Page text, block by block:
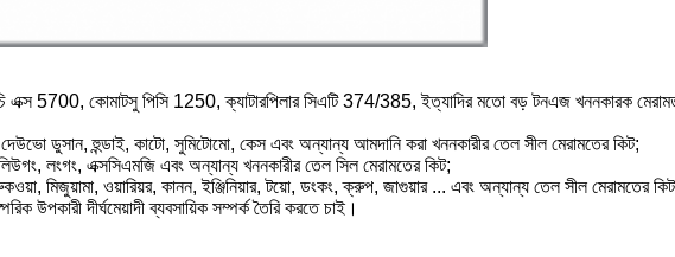
এক্স 5700, কোমাটসু পিসি 1250, ক্যাটারপিলার সিএটি 374/385, ইত্যাদির মতো বড় টনএজ খননকারক
ডুসান, হুন্ডাই, কাটো, সুমিটোমো, কেস এবং অন্যান্য আমদানি করা খননকারীর তেল সীল মেরামতের কিট;
লংগং, এক্সসিএমজি এবং অন্যান্য খননকারীর তেল সিল মেরামতের কিট;
মিজুয়ামা, ওয়ারিয়র, কানন, ইঞ্জিনিয়ার, টয়ো, ডংকং, ক্রুপ, জাগুয়ার ... এবং অন্যান্য তেল সীল মেরামতের
দীর্ঘমেয়াদী ব্যবসায়িক সম্পর্ক তৈরি করতে চাই।